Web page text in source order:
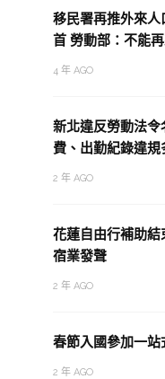
移民署再推外來
首 勞動部：不能
4 年 AGO
新北違反勞動法
費、出勤紀錄違規
2 年 AGO
花蓮自由行補助
宿業發聲
2 年 AGO
春節入國參加一
2 年 AGO